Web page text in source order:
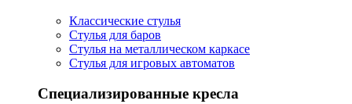
Классические стулья
Стулья для баров
Стулья на металлическом каркасе
Стулья для игровых автоматов
Специализированные кресла